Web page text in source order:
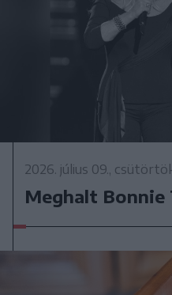
2026. július 09.,
Meghalt Bonnie